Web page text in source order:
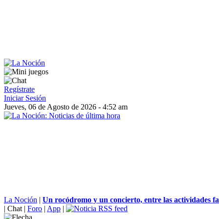
Regístrate
Iniciar Sesión
Jueves, 06 de Agosto de 2026 - 4:52 am
La Noción | Un rocódromo y un concierto, entre las actividades
| Chat | Foro | App |